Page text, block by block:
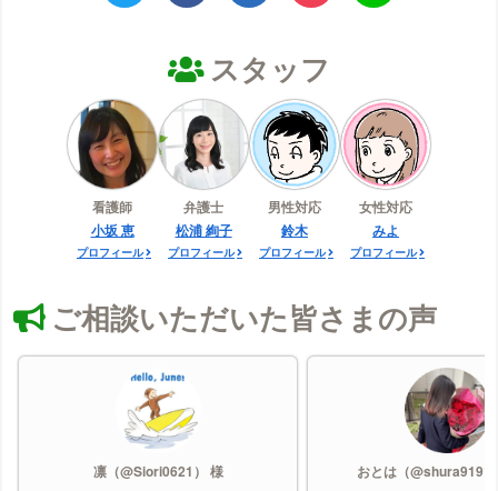
エルセーヌの口コミ
大宮中央クリニックの口コミ
表参道スキンクリニック（メンズ）の口コミ
ガーデンクリニック（キッズ）の口コミ
カルミア美肌クリニックの口コミ
川崎中央クリニックの口コミ
京都ビューティークリニックの口コミ
銀座カラーの口コミ
クレアクリニックの口コミ
グロウクリニック（メンズ）の口コミ
グロウクリニックの口コミ
KMクリニック（メンズ）の口コミ
スタッフ
看護師
小坂 恵
プロフィール
弁護士
松浦 絢子
プロフィール
男性対応
鈴木
プロフィール
女性対応
みよ
プロフィール
ご相談いただいた皆さまの声
凛（@Siori0621） 様 おとは（